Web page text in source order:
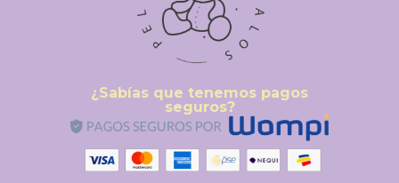
¿Sabías que tenemos pagos
seguros?